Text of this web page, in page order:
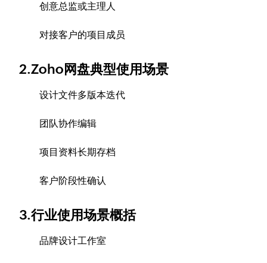
创意总监或主理人
对接客户的项目成员
2.Zoho网盘典型使用场景
设计文件多版本迭代
团队协作编辑
项目资料长期存档
客户阶段性确认
3.行业使用场景概括
品牌设计工作室